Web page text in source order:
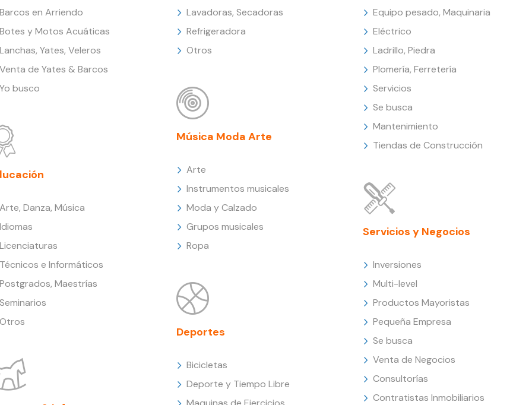
en Arriendo
y Motos Acuáticas
Yates, Veleros
de Yates & Barcos
busco
Danza, Música
e Informáticos
Maestrías
Lavadoras, Secadoras
Refrigeradora
Otros
Música Moda Arte
Arte
Instrumentos musicales
Moda y Calzado
Grupos musicales
Ropa
Deportes
Bicicletas
Deporte y Tiempo Libre
Equipo pesado, Maquinaria
Eléctrico
Ladrillo, Piedra
Plomería, Ferretería
Servicios
Se busca
Mantenimiento
Tiendas de Construcción
Servicios y Negocios
Inversiones
Multi-level
Productos Mayoristas
Pequeña Empresa
Se busca
Venta de Negocios
Consultorías
Contratistas Inmobiliarios